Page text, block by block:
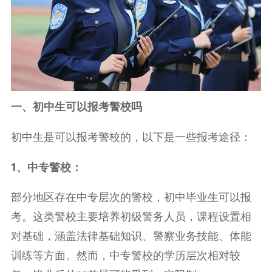
一、初中生可以报考警校吗
初中生是可以报考警校的，以下是一些报考途径：
1、中专警校：
部分地区存在中专层次的警校，初中毕业生可以报
考。这类警校主要培养初级警务人员，课程设置相
对基础，涵盖法律基础知识、警察业务技能、体能
训练等方面。然而，中专警校的学历层次相对较